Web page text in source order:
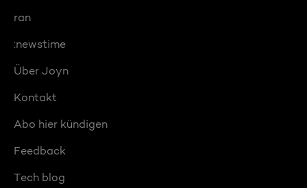
ran
:newstime
Über Joyn
Kontakt
Abo hier kündigen
Feedback
Tech blog